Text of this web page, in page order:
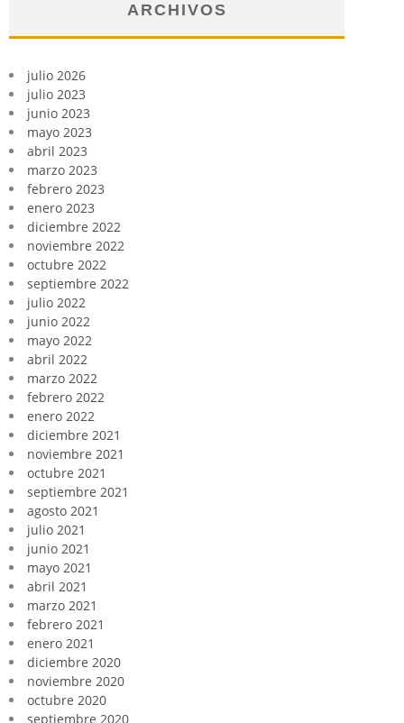
ARCHIVOS
julio 2026
julio 2023
junio 2023
mayo 2023
abril 2023
marzo 2023
febrero 2023
enero 2023
diciembre 2022
noviembre 2022
octubre 2022
septiembre 2022
julio 2022
junio 2022
mayo 2022
abril 2022
marzo 2022
febrero 2022
enero 2022
diciembre 2021
noviembre 2021
octubre 2021
septiembre 2021
agosto 2021
julio 2021
junio 2021
mayo 2021
abril 2021
marzo 2021
febrero 2021
enero 2021
diciembre 2020
noviembre 2020
octubre 2020
septiembre 2020